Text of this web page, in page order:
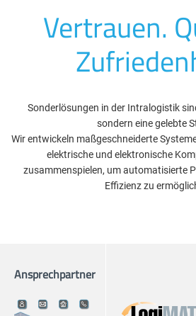
Vertrauen.
Sonderlösungen in der Intralogistik
sondern eine gelebte
Wir entwickeln maßgeschneiderte
elektrische und elektronische
zusammenspielen, um automatisierte
Effizienz zu
Ansprechpartner